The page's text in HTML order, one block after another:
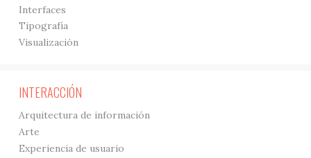
Interfaces
Tipografía
Visualización
INTERACCIÓN
Arquitectura de información
Arte
Experiencia de usuario